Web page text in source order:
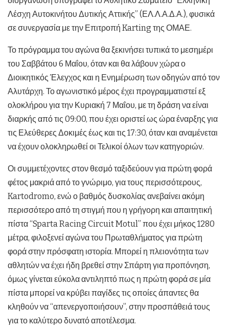
Λέσχη Αυτοκινήτου Δυτικής Αττικής” (ΕΛ.Λ.Α.Δ.Α.), φυσικά
σε συνεργασία με την Επιτροπή Karting της ΟΜΑΕ.
Το πρόγραμμα του αγώνα θα ξεκινήσει τυπικά το μεσημέρι
του Σαββάτου 6 Μαΐου, όταν και θα λάβουν χώρα ο
Διοικητικός Έλεγχος και η Ενημέρωση των οδηγών από τον
Αλυτάρχη. Το αγωνιστικό μέρος έχει προγραμματιστεί εξ
ολοκλήρου για την Κυριακή 7 Μαΐου, με τη δράση να είναι
διαρκής από τις 09:00, που έχει οριστεί ως ώρα έναρξης για
τις Ελεύθερες Δοκιμές έως και τις 17:30, όταν και αναμένεται
να έχουν ολοκληρωθεί οι Τελικοί όλων των κατηγοριών.
Οι συμμετέχοντες στον θεσμό ταξιδεύουν για πρώτη φορά
φέτος μακριά από το γνώριμο, για τους περισσότερους,
Kartodromo, ενώ ο βαθμός δυσκολίας ανεβαίνει ακόμη
περισσότερο από τη στιγμή που η γρήγορη και απαιτητική
πίστα “Sparta Racing Circuit Motul” που έχει μήκος 1280
μέτρα, φιλοξενεί αγώνα του Πρωταθλήματος για πρώτη
φορά στην πρόσφατη ιστορία. Μπορεί η πλειονότητα των
αθλητών να έχει ήδη βρεθεί στην Σπάρτη για προπόνηση,
όμως γίνεται εύκολα αντιληπτό πως η πρώτη φορά σε μία
πίστα μπορεί να κρύβει παγίδες τις οποίες άπαντες θα
κληθούν να “απενεργοποιήσουν”, στην προσπάθειά τους
για το καλύτερο δυνατό αποτέλεσμα.